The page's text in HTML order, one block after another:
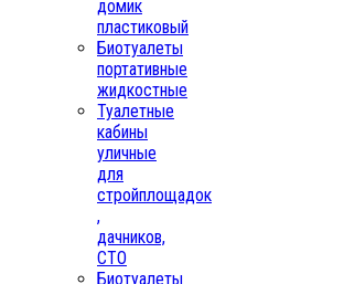
домик
пластиковый
Биотуалеты
портативные
жидкостные
Туалетные
кабины
уличные
для
стройплощадок
,
дачников,
СТО
Биотуалеты